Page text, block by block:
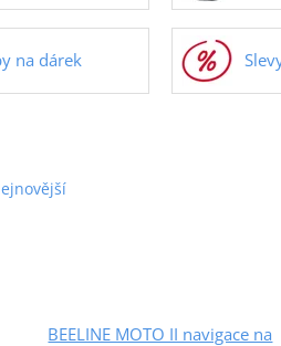
na dárek
BEELINE MOTO II navigace na